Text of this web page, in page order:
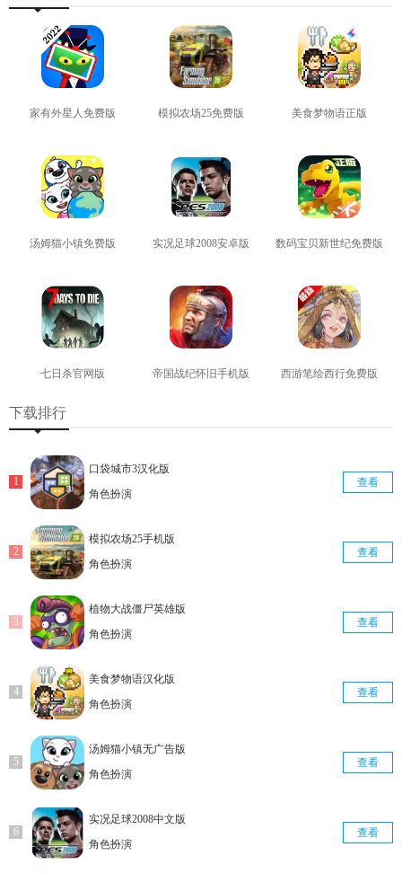
家有外星人免费版 模拟农场25免费版 美食梦物语正版
汤姆猫小镇免费版 实况足球2008安卓版 数码宝贝新世纪免费版
七日杀官网版 帝国战纪怀旧手机版 西游笔绘西行免费版
下载排行
口袋城市3汉化版
角色扮演
查看
模拟农场25手机版
角色扮演
查看
植物大战僵尸英雄版
角色扮演
查看
美食梦物语汉化版
角色扮演
查看
汤姆猫小镇无广告版
角色扮演
查看
实况足球2008中文版
角色扮演
查看